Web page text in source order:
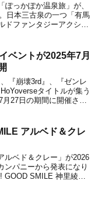
ぽっかぽか温泉旅」が、
日本三古泉の一つ「有馬
ファンタジーアクショ
ベントが2025年7月
『崩壊3rd』、『ゼンレ
タイトルが集う
27日の期間に開催され
アルベド＆クレ
ルベド＆クレー」が2026
ンパニーから発表になり
GOOD SMILE 神里綾人